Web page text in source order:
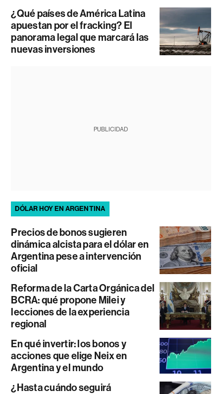
¿Qué países de América Latina
apuestan por el fracking? El
panorama legal que marcará las
nuevas inversiones
PUBLICIDAD
DÓLAR HOY EN ARGENTINA
Precios de bonos sugieren
dinámica alcista para el dólar en
Argentina pese a intervención
oficial
Reforma de la Carta Orgánica del
BCRA: qué propone Milei y
lecciones de la experiencia
regional
En qué invertir: los bonos y
acciones que elige Neix en
Argentina y el mundo
¿Hasta cuándo seguirá